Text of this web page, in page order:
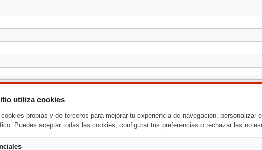
utiliza cookies
propias y de terceros para mejorar tu experiencia de navegación, personalizar
Puedes aceptar todas las cookies, configurar tus preferencias o rechazar las no